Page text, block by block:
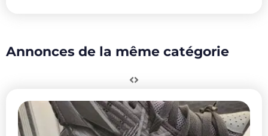
Annonces de la même catégorie